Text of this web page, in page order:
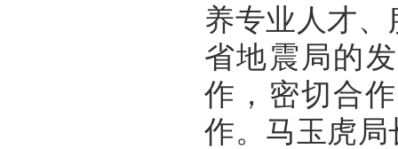
养专业人才
省地震局的
作，密切合
作。 马玉虎